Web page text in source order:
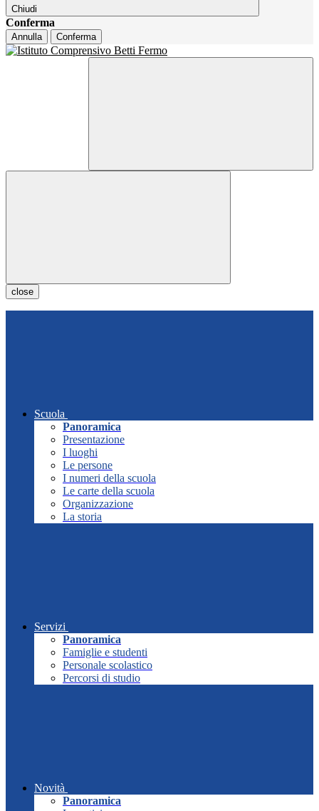
Chiudi
Conferma
Annulla Conferma
close
Scuola
Panoramica
Presentazione
I luoghi
Le persone
I numeri della scuola
Le carte della scuola
Organizzazione
La storia
Servizi
Panoramica
Famiglie e studenti
Personale scolastico
Percorsi di studio
Novità
Panoramica